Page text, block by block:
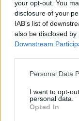
your opt-out. You
disclosure of your
IAB’s list of
also be disclosed
Downstream
Personal Data
I want to opt-
personal data.
Opted In
Ο εκλεκτός
διαδοχής στην